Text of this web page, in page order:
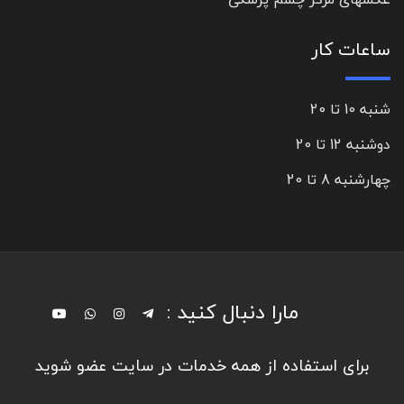
ساعات کار
شنبه 10 تا 20
دوشنبه 12 تا 20
چهارشنبه 8 تا 20
مارا دنبال کنید :
برای استفاده از همه خدمات در سایت عضو شوید